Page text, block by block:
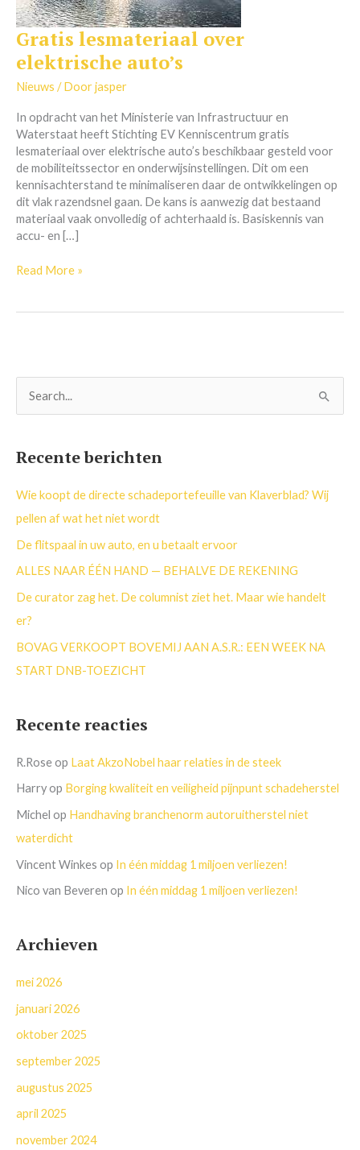
Gratis lesmateriaal over
elektrische auto’s
Nieuws / Doorjasper
In opdracht van het Ministerie van Infrastructuur en
Waterstaat heeft Stichting EV Kenniscentrum gratis
lesmateriaal over elektrische auto’s beschikbaar gesteld voor
de mobiliteitssector en onderwijsinstellingen. Dit om een
kennisachterstand te minimaliseren daar de ontwikkelingen op
dit vlak razendsnel gaan. De kans is aanwezig dat bestaand
materiaal vaak onvolledig of achterhaald is. Basiskennis van
accu- en […]
Gratis
lesmateriaal
over
elektrische
Read More »
n
a
a
r
Recente berichten
Wie koopt de directe schadeportefeuille van Klaverblad? Wij
pellen af wat het niet wordt
De flitspaal in uw auto, en u betaalt ervoor
ALLES NAAR ÉÉN HAND — BEHALVE DE REKENING
De curator zag het. De columnist ziet het. Maar wie handelt
er?
BOVAG VERKOOPT BOVEMIJ AAN A.S.R.: EEN WEEK NA
START DNB-TOEZICHT
Recente reacties
R.Roseop Laat AkzoNobel haar relaties in de steek
Harryop Borging kwaliteit en veiligheid pijnpunt schadeherstel
Michel op Handhaving branchenorm autoruitherstel niet
waterdicht
Vincent Winkes op In één middag 1 miljoen verliezen!
Nico van Beveren op In één middag 1 miljoen verliezen!
Archieven
mei 2026
januari 2026
oktober 2025
september 2025
augustus 2025
april 2025
november 2024